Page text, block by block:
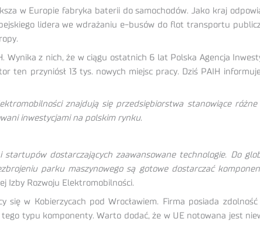
w Europie fabryka baterii do samochodów. Jako kraj
lidera we wdrażaniu e-busów do flot transportu
z nich, że w ciągu ostatnich 6 lat Polska Agencja
przyniósł 13 tys. nowych miejsc pracy. Dziś PAIH
znajdują się przedsiębiorstwa stanowiące różne
inwestycjami na polskim rynku.
dostarczających zaawansowane technologie. Do
parku maszynowego są gotowe dostarczać
Izby Rozwoju Elektromobilności.
w Kobierzycach pod Wrocławiem. Firma posiada
typu komponenty. Warto dodać, że w UE notowana jest